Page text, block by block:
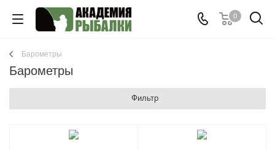
0
Барометры
Барометры
Фильтр